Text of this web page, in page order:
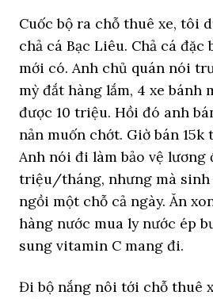
Cuốc bộ ra chỗ thuê xe, tôi
chả cá Bạc Liêu. Chả cá
mới có. Anh chủ quán nói
mỳ đắt hàng lắm, 4 xe bánh
được 10 triệu. Hồi đó anh
nản muốn chớt. Giờ bán 15k
Anh nói đi làm bảo vệ lương
triệu/tháng, nhưng mà sinh
ngồi một chỗ cả ngày. Ăn
hàng nước mua ly nước ép
sung vitamin C mang đi.
Đi bộ nắng nôi tới chỗ thuê